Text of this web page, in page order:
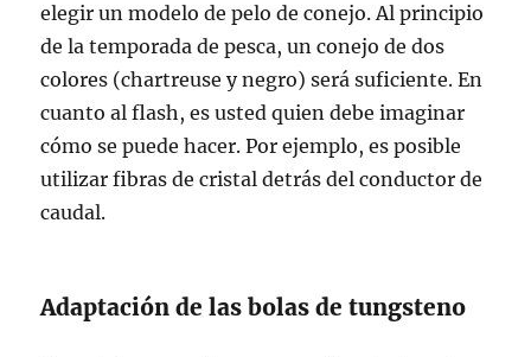
elegir un modelo de pelo de conejo. Al principio
de la temporada de pesca, un conejo de dos
colores (chartreuse y negro) será suficiente. En
cuanto al flash, es usted quien debe imaginar
cómo se puede hacer. Por ejemplo, es posible
utilizar fibras de cristal detrás del conductor de
caudal.
Adaptación de las bolas de tungsteno